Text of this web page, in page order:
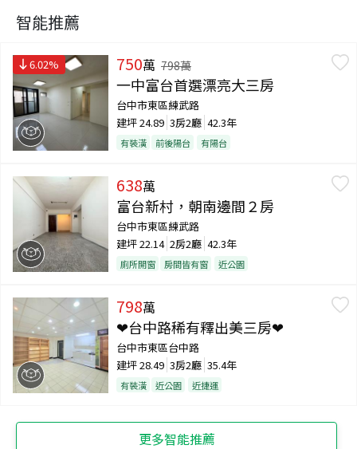
智能推薦
6.02% 750萬 798萬
一中富台首選漂亮大三房
台中市東區練武路
建坪24.89 3房2廳 42.3年
有裝潢 前後陽台 有陽台
638萬
富台新村，朝南邊間２房
台中市東區練武路
建坪22.14 2房2廳 42.3年
廁所開窗 房間皆有窗 近公園
798萬
❤台中路稀有釋出美三房❤
台中市東區台中路
建坪28.49 3房2廳 35.4年
有裝潢 近公園 近捷運
更多智能推薦